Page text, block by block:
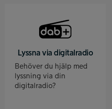
Lyssna via digitalradio
Behöver du hjälp med
lyssning via din
digitalradio?